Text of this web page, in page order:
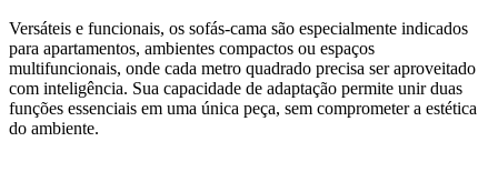
Versáteis e funcionais, os sofás-cama são especialmente indicados
para apartamentos, ambientes compactos ou espaços
multifuncionais, onde cada metro quadrado precisa ser aproveitado
com inteligência. Sua capacidade de adaptação permite unir duas
funções essenciais em uma única peça, sem comprometer a estética
do ambiente.